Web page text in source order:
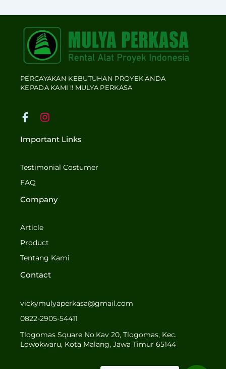
PERCAYAKAN KEBUTUHAN PROYEK ANDA
KEPADA KAMI !! MULYA PERKASA
F
c
o
o
k
-
I
s
g
m
Important Links
Testimonial Costumer
FAQ
Company
Article
Product
Tentang Kami
Contact
vickymulyaperkasa@gmail.com
0822-2905-54411
Tlogomas Square No.Kav 20, Tlogomas, Kec.
Lowokwaru, Kota Malang, Jawa Timur 65144